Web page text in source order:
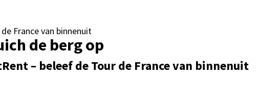
France van binnenuit
de berg op
– beleef de Tour de France van binnenuit